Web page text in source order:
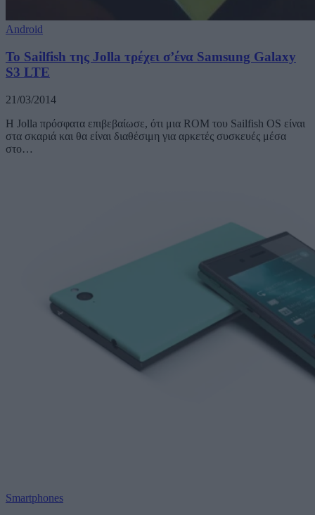
Android
Το Sailfish της Jolla τρέχει σ’ένα Samsung Galaxy
S3 LTE
21/03/2014
Η Jolla πρόσφατα επιβεβαίωσε, ότι μια ROM του Sailfish OS είναι
στα σκαριά και θα είναι διαθέσιμη για αρκετές συσκευές μέσα
στο…
Smartphones